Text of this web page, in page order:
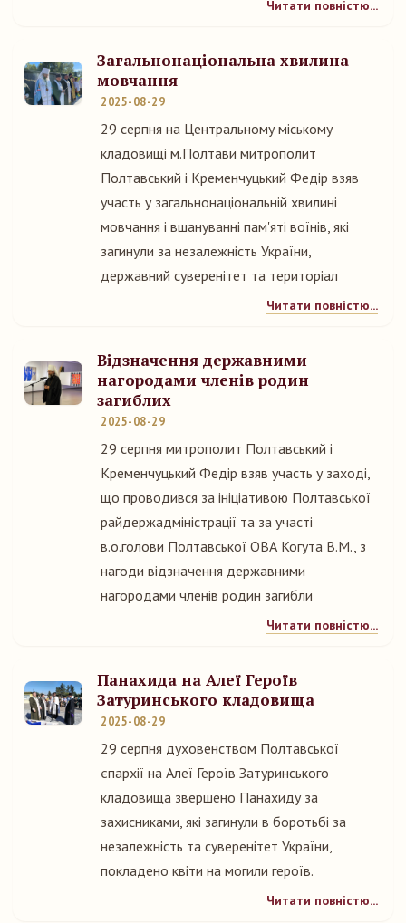
Читати повністю...
Загальнонаціональна хвилина
мовчання
2025-08-29
29 серпня на Центральному міському
кладовищі м.Полтави митрополит
Полтавський і Кременчуцький Федір взяв
участь у загальнонаціональній хвилині
мовчання і вшануванні пам'яті воїнів, які
загинули за незалежність України,
державний суверенітет та територіал
Читати повністю...
Відзначення державними
нагородами членів родин
загиблих
2025-08-29
29 серпня митрополит Полтавський і
Кременчуцький Федір взяв участь у заході,
що проводився за ініціативою Полтавської
райдержадміністрації та за участі
в.о.голови Полтавської ОВА Когута В.М., з
нагоди відзначення державними
нагородами членів родин загибли
Читати повністю...
Панахида на Алеї Героїв
Затуринського кладовища
2025-08-29
29 серпня духовенством Полтавської
єпархії на Алеї Героїв Затуринського
кладовища звершено Панахиду за
захисниками, які загинули в боротьбі за
незалежність та суверенітет України,
покладено квіти на могили героїв.
Читати повністю...